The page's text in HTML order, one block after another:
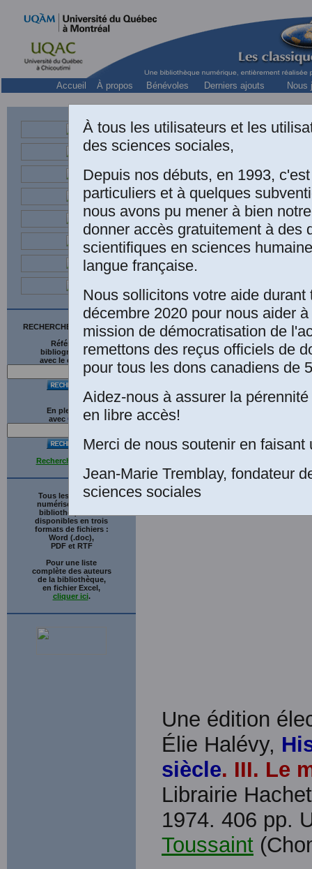
Accueil À propos Bénévoles Derniers ajouts Nous
RECHERCHE SUR LE SITE
Références
bibliographiques
avec le catalogue
En plein texte
avec G gle
Recherche avancée
Tous les ouvrages
numérisés de cette
bibliothèque sont
disponibles en trois
formats de fichiers :
Word (.doc),
PDF et RTF
Pour une liste
complète des auteurs
de la bibliothèque,
en fichier Excel,
cliquer ici.
Une édition
Élie Halévy,
siècle. III. Le
Librairie
1974. 406 pp.
Toussaint
À tous les utilisateurs et les
des sciences sociales,
Depuis nos débuts, en 1993,
particuliers et à quelques
nous avons pu mener à bien
donner accès gratuitement à des
scientifiques en sciences
langue française.
Nous sollicitons votre aide durant
décembre 2020 pour nous aider
mission de démocratisation de
remettons des reçus officiels de
pour tous les dons canadiens de
Aidez-nous à assurer la
en libre accès!
Merci de nous soutenir en faisant
Jean-Marie Tremblay, fondateur
sciences sociales